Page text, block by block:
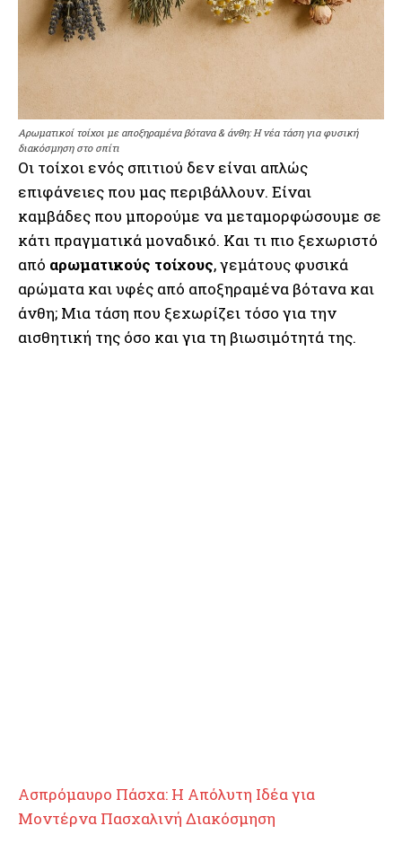
Αρωματικοί τοίχοι με αποξηραμένα βότανα & άνθη: Η νέα τάση για φυσική
διακόσμηση στο σπίτι
Οι τοίχοι ενός σπιτιού δεν είναι απλώς
επιφάνειες που μας περιβάλλουν. Είναι
καμβάδες που μπορούμε να μεταμορφώσουμε σε
κάτι πραγματικά μοναδικό. Και τι πιο ξεχωριστό
από αρωματικούς τοίχους, γεμάτους φυσικά
αρώματα και υφές από αποξηραμένα βότανα και
άνθη; Μια τάση που ξεχωρίζει τόσο για την
αισθητική της όσο και για τη βιωσιμότητά της.
Ασπρόμαυρο Πάσχα: Η Απόλυτη Ιδέα για
Μοντέρνα Πασχαλινή Διακόσμηση